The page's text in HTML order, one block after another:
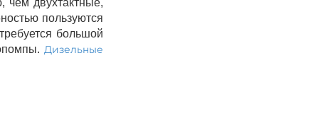
пользуются
большой
Дизельные